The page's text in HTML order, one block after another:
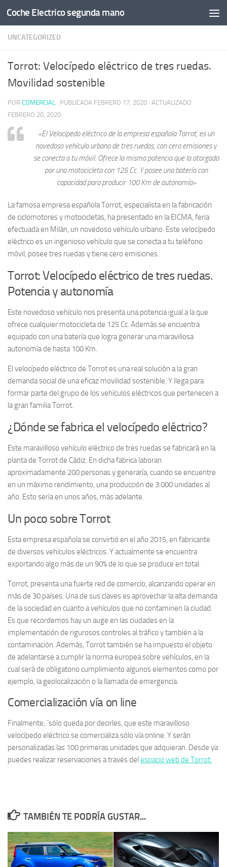
Saltar al contenido
Coche Electrico segunda mano
UNCATEGORIZED
Torrot: Velocípedo eléctrico de tres ruedas.
Movilidad sostenible
POR COMERCIAL · PUBLICADA FEBRERO 17, 2020 · ACTUALIZADO
FEBRERO 20, 2020
«El Velocípedo eléctrico de la empresa española Torrot, es un
novedoso vehículo urbano de tres ruedas, con cero emisiones y
se conecta a tu móvil. Ofrece la misma potencia que la otorgada
por una motocicleta con 125 Cc. Y posee una batería con
capacidad para producir 100 Km de autonomía»
La famosa empresa española Torrot, especialista en la fabricación
de ciclomotores y motocicletas, ha presentado en la EICMA, feria
efectuada en Milán, un novedoso vehículo urbano. Este velocípedo
eléctrico es un ingenioso vehículo que se conecta a tu teléfono
móvil, posee tres ruedas y tiene cero emisiones.
Torrot: Velocípedo eléctrico de tres ruedas.
Potencia y autonomía
Este novedoso vehículo nos presenta una potencia igual a la que
ofrece cualquier motocicleta de 125 Cc. Además se encuentra
equipado con una batería que logra generar una maravillosa
autonomía de hasta 100 Km.
El velocípedo eléctrico de Torrot es una real solución a la gran
demanda social de una eficaz movilidad sostenible. Y llega para
formar parte del grupo de los vehículos eléctricos que pertenecen a
la gran familia Torrot.
¿Dónde se fabrica el velocípedo eléctrico?
Este maravilloso vehículo eléctrico de tres ruedas se fabricará en la
planta de Torrot de Cádiz. En dicha fabrica laboran
aproximadamente 200 personas y generaría, cuando se encuentre
en un máximo rendimiento, una producción de 3.000 unidades al
año. Esto sería en unos años, más adelante.
Un poco sobre Torrot
Esta empresa española se convirtió en el año 2015, en fabricante
de diversos vehículos eléctricos. Y actualmente se encuentra
exportando algo más de un 90% de lo que se produce en total.
Torrot, presenta una fuerte red de comercio, alcanzando operar en
más de 30 países. Una de sus claves es aprovechar la alta demanda
de la sociedad en cuanto a vehículos que no contaminen la ciudad.
Es que recordemos hay un auge en las ciudades en la
implementación de rigurosos controles al tráfico y también a la
contaminación. Además, Torrot también se ha impuesto el objeto
de adelantarse a cumplir la norma europea sobre vehículos, en la
cual será de obligatorio cumplimiento algunos elementos como por
ejemplo, la geolocalización o la llamada de emergencia.
Comercialización vía on line
Finalmente, ´sólo queda por decirles, que este maravilloso
velocípedo eléctrico se comercializa sólo vía online. Y serán
personalizadas las 100 primeras unidades que adquieran. Desde ya
puedes realizar reservaciones a través del espacio web de Torrot.
TAMBIÉN TE PODRÍA GUSTAR...